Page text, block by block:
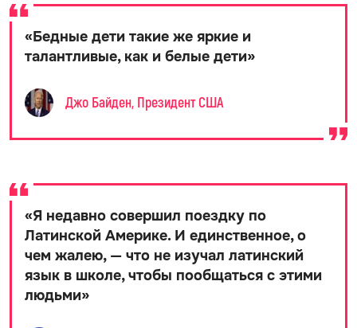
«Бедные дети такие же яркие и
талантливые, как и белые дети»
Джо Байден, Президент США
«Я недавно совершил поездку по
Латинской Америке. И единственное, о
чем жалею, — что не изучал латинский
язык в школе, чтобы пообщаться с этими
людьми»